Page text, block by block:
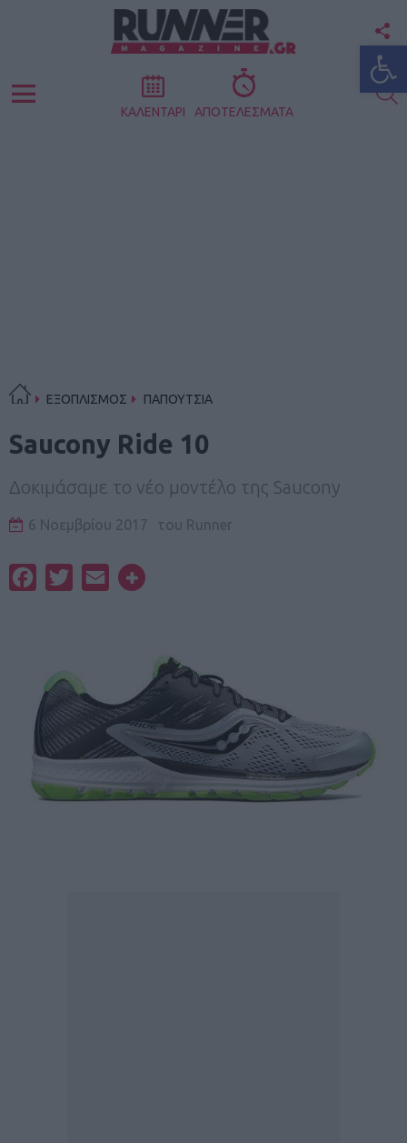
Menu ΚΑΛΕΝΤΑΡΙ ΑΠΟΤΕΛΕΣΜΑΤΑ
ΕΞΟΠΛΙΣΜΟΣ ΠΑΠΟΥΤΣΙΑ
Saucony Ride 10
Δοκιμάσαμε το νέο μοντέλο της Saucony
6 Νοεμβρίου 2017 του Runner
FacebookTwitterEmail